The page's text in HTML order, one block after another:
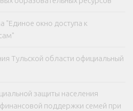
"Единое окно доступа к
Тульской области официальный
защиты населения
поддержки семей при